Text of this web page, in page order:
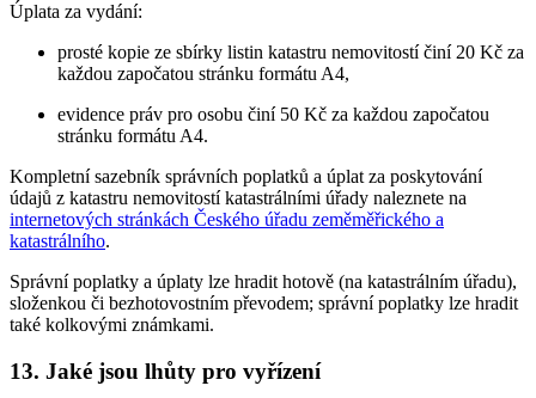
Úplata za vydání:
prosté kopie ze sbírky listin katastru nemovitostí činí 20 Kč za
každou započatou stránku formátu A4,
evidence práv pro osobu činí 50 Kč za každou započatou
stránku formátu A4.
Kompletní sazebník správních poplatků a úplat za poskytování
údajů z katastru nemovitostí katastrálními úřady naleznete na
internetových stránkách Českého úřadu zeměměřického a
katastrálního.
Správní poplatky a úplaty lze hradit hotově (na katastrálním úřadu),
složenkou či bezhotovostním převodem; správní poplatky lze hradit
také kolkovými známkami.
13. Jaké jsou lhůty pro vyřízení